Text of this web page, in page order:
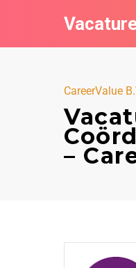
CareerValue
–